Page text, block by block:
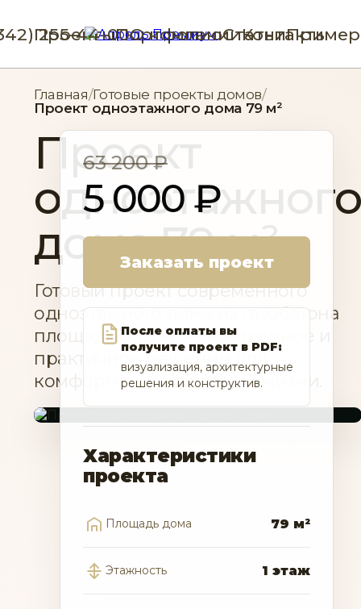
ПроектыПортфолиоСтатьиПример
255-44-00О компанииКонтакты
Главная/Готовые проекты домов/
Проект одноэтажного дома 79 м²
Проект
одноэтажного
дома 79 м²
Готовый проект современного
одноэтажного дома из газобетона
площадью 79 м² — компактное и
практичное решение для
комфортной загородной жизни.
63 200 ₽
5 000 ₽
Заказать проект
После оплаты вы
получите проект в PDF:
визуализация, архитектурные
решения и конструктив.
Характеристики
проекта
Площадь дома 79 м²
Этажность 1 этаж